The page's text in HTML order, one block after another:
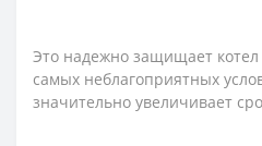
Это надежно защищает
самых неблагоприятных
значительно увеличивает